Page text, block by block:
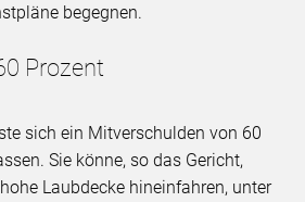
begegnen.
Prozent
sich ein Mitverschulden von 60
Sie könne, so das Gericht,
Laubdecke hineinfahren, unter